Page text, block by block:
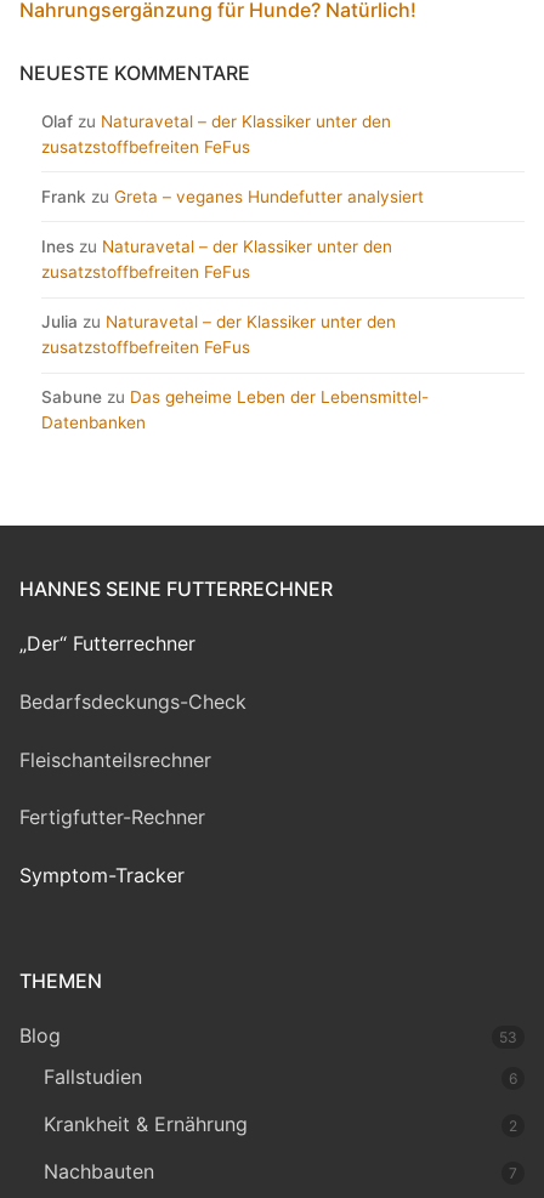
Nahrungsergänzung für Hunde? Natürlich!
NEUESTE KOMMENTARE
Olaf zu Naturavetal – der Klassiker unter den
zusatzstoffbefreiten FeFus
Frank zu Greta – veganes Hundefutter analysiert
Ines zu Naturavetal – der Klassiker unter den
zusatzstoffbefreiten FeFus
Julia zu Naturavetal – der Klassiker unter den
zusatzstoffbefreiten FeFus
Sabune zu Das geheime Leben der Lebensmittel-
Datenbanken
HANNES SEINE FUTTERRECHNER
„Der“ Futterrechner
Bedarfsdeckungs-Check
Fleischanteilsrechner
Fertigfutter-Rechner
Symptom-Tracker
THEMEN
Blog 53
Fallstudien 6
Krankheit & Ernährung 2
Nachbauten 7